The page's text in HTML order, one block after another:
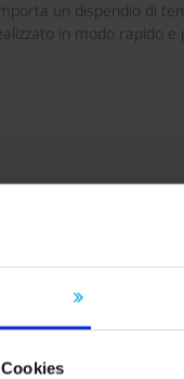
un dispendio di
in modo rapido e